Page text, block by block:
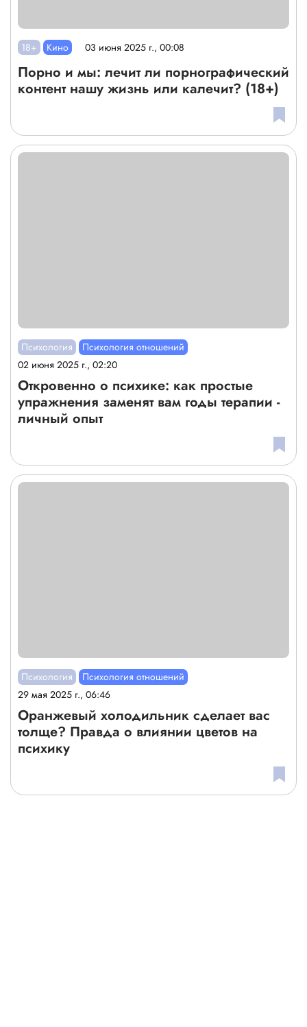
18+ Кино 03 июня 2025 г., 00:08
Порно и мы: лечит ли порнографический
контент нашу жизнь или калечит? (18+)
Психология
Психология отношений
02 июня 2025 г., 02:20
Откровенно о психике: как простые
упражнения заменят вам годы терапии -
личный опыт
Психология
Психология отношений
29 мая 2025 г., 06:46
Оранжевый холодильник сделает вас
толще? Правда о влиянии цветов на
психику